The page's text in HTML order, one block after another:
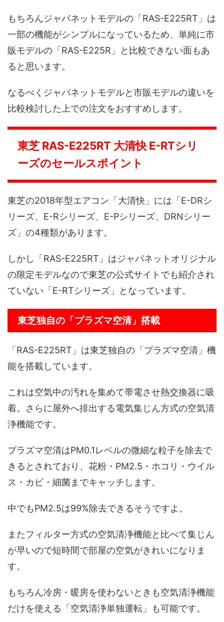
もちろんジャパネットモデルの「RAS-E225RT」は
一部の機能がシンプルになっているため、単純に市
販モデルの「RAS-E225R」と比較できない面もあ
ると思います。
なるべくジャパネットモデルと市販モデルの違いを
比較検討した上での注文をおすすめします。
東芝 RAS-E225RT 大清快 E-RTシリ
ーズのセールスポイント
東芝の2018年型エアコン「大清快」には「E-DRシ
リーズ、E-Rシリーズ、E-Pシリーズ、DRNシリー
ズ」の4種類があります。
しかし「RAS-E225RT」はジャパネットオリジナル
の限定モデルなので東芝の公式サイトでも紹介され
ていない「E-RTシリーズ」となっています。
東芝独自の「プラズマ空清」搭載
「RAS-E225RT」は東芝独自の「プラズマ空清」機
能を搭載しています。
これは空気中の汚れを集めて帯電させ熱交換器に吸
着。さらに屋外へ排出する電気集じん方式の空気清
浄機能です。
プラズマ空清はPM0.1レベルの微細な粒子を除去で
きるとされており、花粉・PM2.5・ホコリ・ウイル
ス・カビ・細菌までキャッチします。
中でもPM2.5は99%除去できるそうですよ。
またフィルター方式の空気清浄機能と比べて集じん
が早いので短時間で部屋の空気がきれいになりま
す。
もちろん冷房・暖房を使わないときも空気清浄機能
だけを使える「空気清浄単独運転」も可能です。